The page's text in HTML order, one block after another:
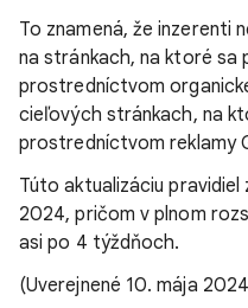
To znamená, že inzerenti
na stránkach, na ktoré sa
prostredníctvom
cieľových stránkach, na
prostredníctvom reklamy
Túto aktualizáciu pravidiel
2024, pričom v plnom
asi po 4 týždňoch.
(Uverejnené 10. mája